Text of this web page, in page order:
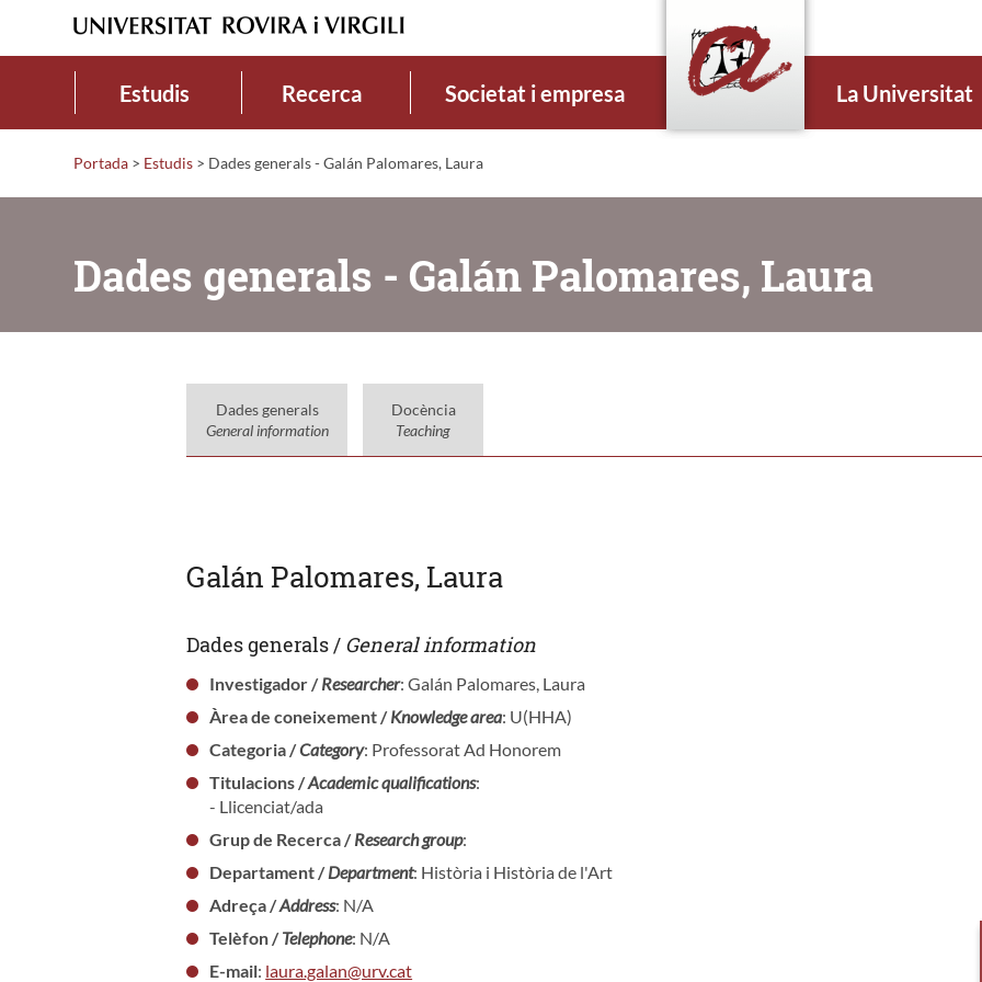
Estudis Recerca Societat i empresa La Universitat
Portada > Estudis > Dades generals - Galán Palomares, Laura
Dades generals - Galán Palomares, Laura
Dades generals
General information
Docència
Teaching
Galán Palomares, Laura
Dades generals / General information
Investigador /Researcher: Galán Palomares, Laura
Àrea de coneixement /Knowledge area: U(HHA)
Categoria /Category: Professorat Ad Honorem
Titulacions /Academic qualifications:
- Llicenciat/ada
Grup de Recerca /Research group:
Departament /Department: Història i Història de l'Art
Adreça /Address: N/A
Telèfon /Telephone: N/A
E-mail: laura.galan@urv.cat